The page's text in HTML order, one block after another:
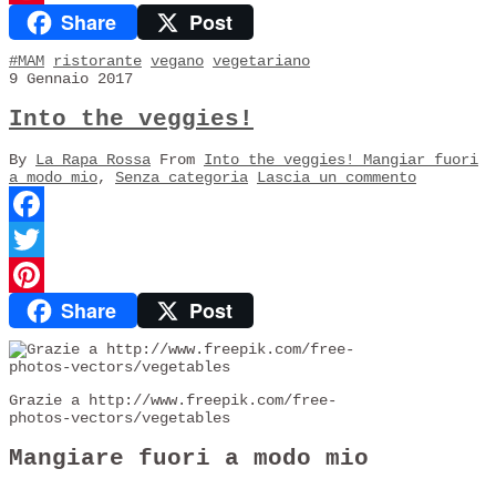
PinterestShare Post
#MAM ristorante vegano vegetariano
9 Gennaio 2017
Into the veggies!
By La Rapa Rossa From Into the veggies! Mangiar fuori
a modo mio, Senza categoria Lascia un commento
Facebook
Twitter
PinterestShare Post
Grazie a http://www.freepik.com/free-
photos-vectors/vegetables
Mangiare fuori a modo mio